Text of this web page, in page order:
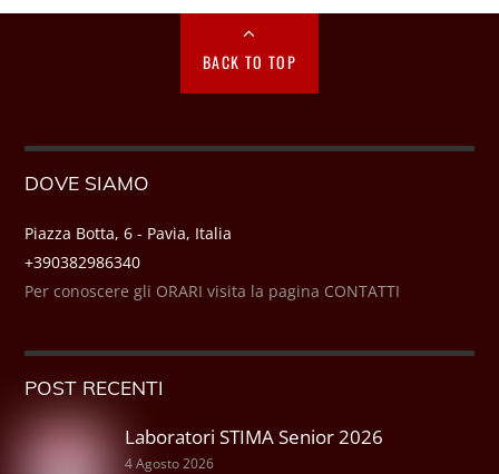
BACK TO TOP
DOVE SIAMO
Piazza Botta, 6 - Pavia, Italia
+390382986340
Per conoscere gli ORARI visita la pagina CONTATTI
POST RECENTI
Laboratori STIMA Senior 2026
4 Agosto 2026